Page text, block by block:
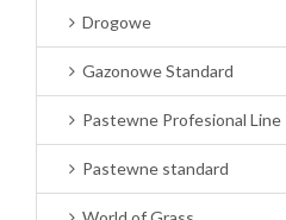
Drogowe
Gazonowe Standard
Pastewne Profesional Line
Pastewne standard